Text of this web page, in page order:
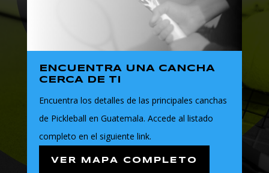
ENCUENTRA UNA CANCHA
CERCA DE TI
Encuentra los detalles de las principales canchas
de Pickleball en Guatemala. Accede al listado
completo en el siguiente link.
VER MAPA COMPLETO